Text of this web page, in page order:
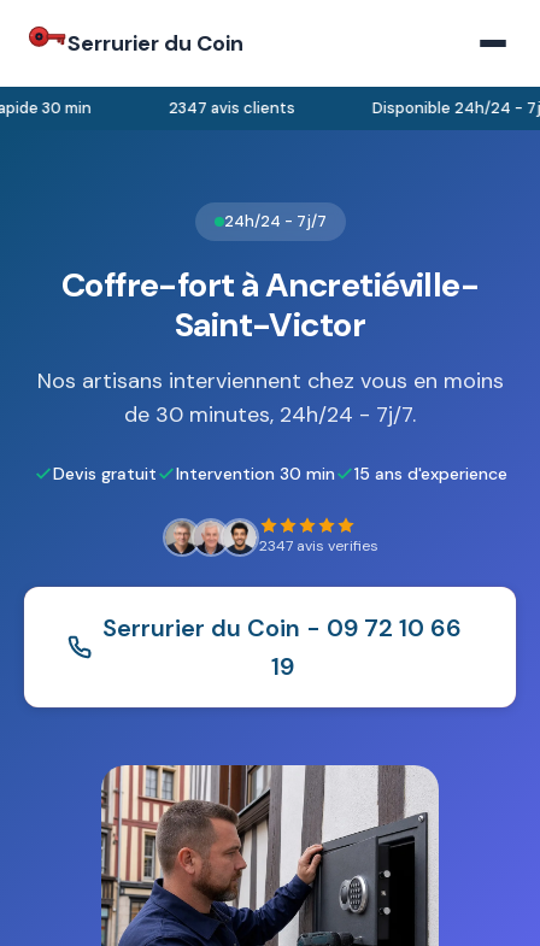
Serrurier du Coin
30 min 2347 avis clients Disponible 24h/24 - 7j/
24h/24 - 7j/7
Coffre-fort à Ancretiéville-
Saint-Victor
Nos artisans interviennent chez vous en moins
de 30 minutes, 24h/24 - 7j/7.
Devis gratuit Intervention 30 min 15 ans d'experience
2347 avis verifies
Serrurier du Coin - 09 72 10 66
19